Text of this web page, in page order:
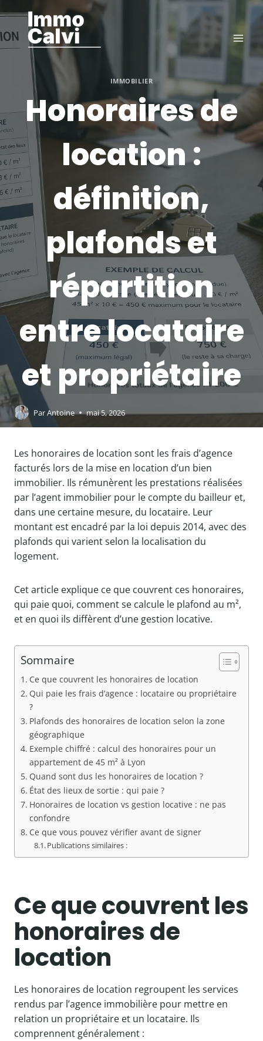
au
contenu
IMMOBILIER
Honoraires de
location :
définition,
plafonds et
répartition
entre locataire
et propriétaire
ParAntoine mai 5, 2026
Les honoraires de location sont les frais d’agence
facturés lors de la mise en location d’un bien
immobilier. Ils rémunèrent les prestations réalisées
par l’agent immobilier pour le compte du bailleur et,
dans une certaine mesure, du locataire. Leur
montant est encadré par la loi depuis 2014, avec des
plafonds qui varient selon la localisation du
logement.
Cet article explique ce que couvrent ces honoraires,
qui paie quoi, comment se calcule le plafond au m²,
et en quoi ils diffèrent d’une gestion locative.
Sommaire
Ce que couvrent les honoraires de location
Qui paie les frais d’agence : locataire ou propriétaire
?
Plafonds des honoraires de location selon la zone
géographique
Exemple chiffré : calcul des honoraires pour un
appartement de 45 m² à Lyon
Quand sont dus les honoraires de location ?
État des lieux de sortie : qui paie ?
Honoraires de location vs gestion locative : ne pas
confondre
Ce que vous pouvez vérifier avant de signer
Publications similaires :
Ce que couvrent les
honoraires de
location
Les honoraires de location regroupent les services
rendus par l’agence immobilière pour mettre en
relation un propriétaire et un locataire. Ils
comprennent généralement :